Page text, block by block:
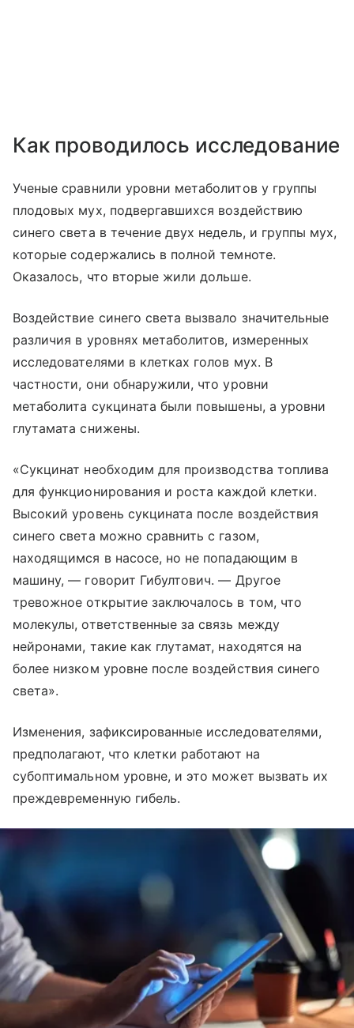
Как проводилось исследование
Ученые сравнили уровни метаболитов у группы
плодовых мух, подвергавшихся воздействию
синего света в течение двух недель, и группы мух,
которые содержались в полной темноте.
Оказалось, что вторые жили дольше.
Воздействие синего света вызвало значительные
различия в уровнях метаболитов, измеренных
исследователями в клетках голов мух. В
частности, они обнаружили, что уровни
метаболита сукцината были повышены, а уровни
глутамата снижены.
«Сукцинат необходим для производства топлива
для функционирования и роста каждой клетки.
Высокий уровень сукцината после воздействия
синего света можно сравнить с газом,
находящимся в насосе, но не попадающим в
машину, — говорит Гибултович. — Другое
тревожное открытие заключалось в том, что
молекулы, ответственные за связь между
нейронами, такие как глутамат, находятся на
более низком уровне после воздействия синего
света».
Изменения, зафиксированные исследователями,
предполагают, что клетки работают на
субоптимальном уровне, и это может вызвать их
преждевременную гибель.